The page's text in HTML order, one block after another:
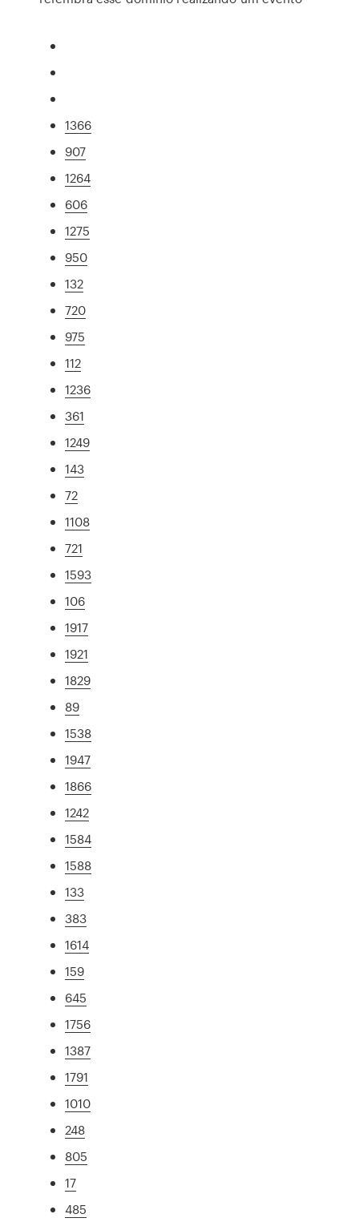
1366
907
1264
606
1275
950
132
720
975
112
1236
361
1249
143
72
1108
721
1593
106
1917
1921
1829
89
1538
1947
1866
1242
1584
1588
133
383
1614
159
645
1756
1387
1791
1010
248
805
17
485